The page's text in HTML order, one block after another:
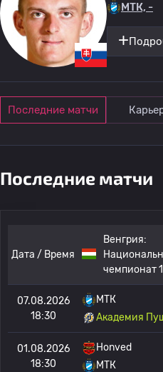
МТК, -
Последние матчи
Последние матчи
Дата / Время
Венгрия:
чемпионат 1
07.08.2026
18:30
МТК
Академия
01.08.2026
18:30
Honved
МТК